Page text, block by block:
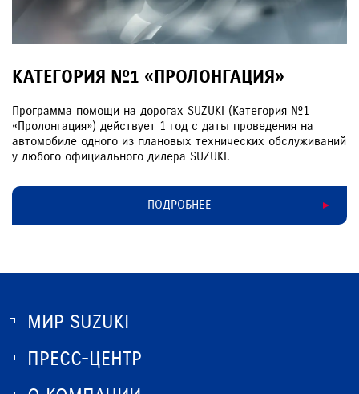
КАТЕГОРИЯ №1 «ПРОЛОНГАЦИЯ»
Программа помощи на дорогах SUZUKI (Категория №1
«Пролонгация») действует 1 год с даты проведения на
автомобиле одного из плановых технических обслуживаний
у любого официального дилера SUZUKI.
ПОДРОБНЕЕ
МИР SUZUKI
О SUZUKI
ПРЕСС-ЦЕНТР